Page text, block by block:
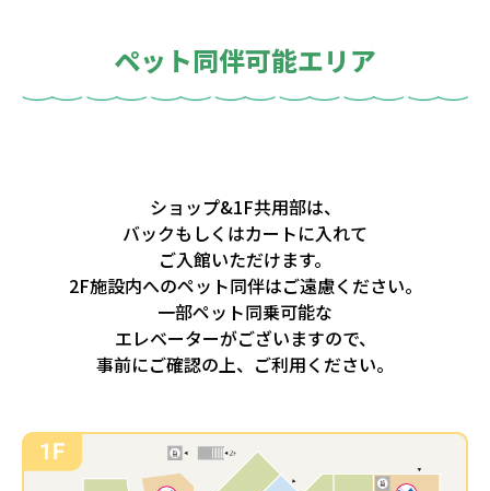
ペット同伴可能エリア
ショップ&1F共用部は、
バックもしくはカートに入れて
ご入館いただけます。
2F施設内へのペット同伴はご遠慮ください。
一部ペット同乗可能な
エレベーターがございますので、
事前にご確認の上、ご利用ください。